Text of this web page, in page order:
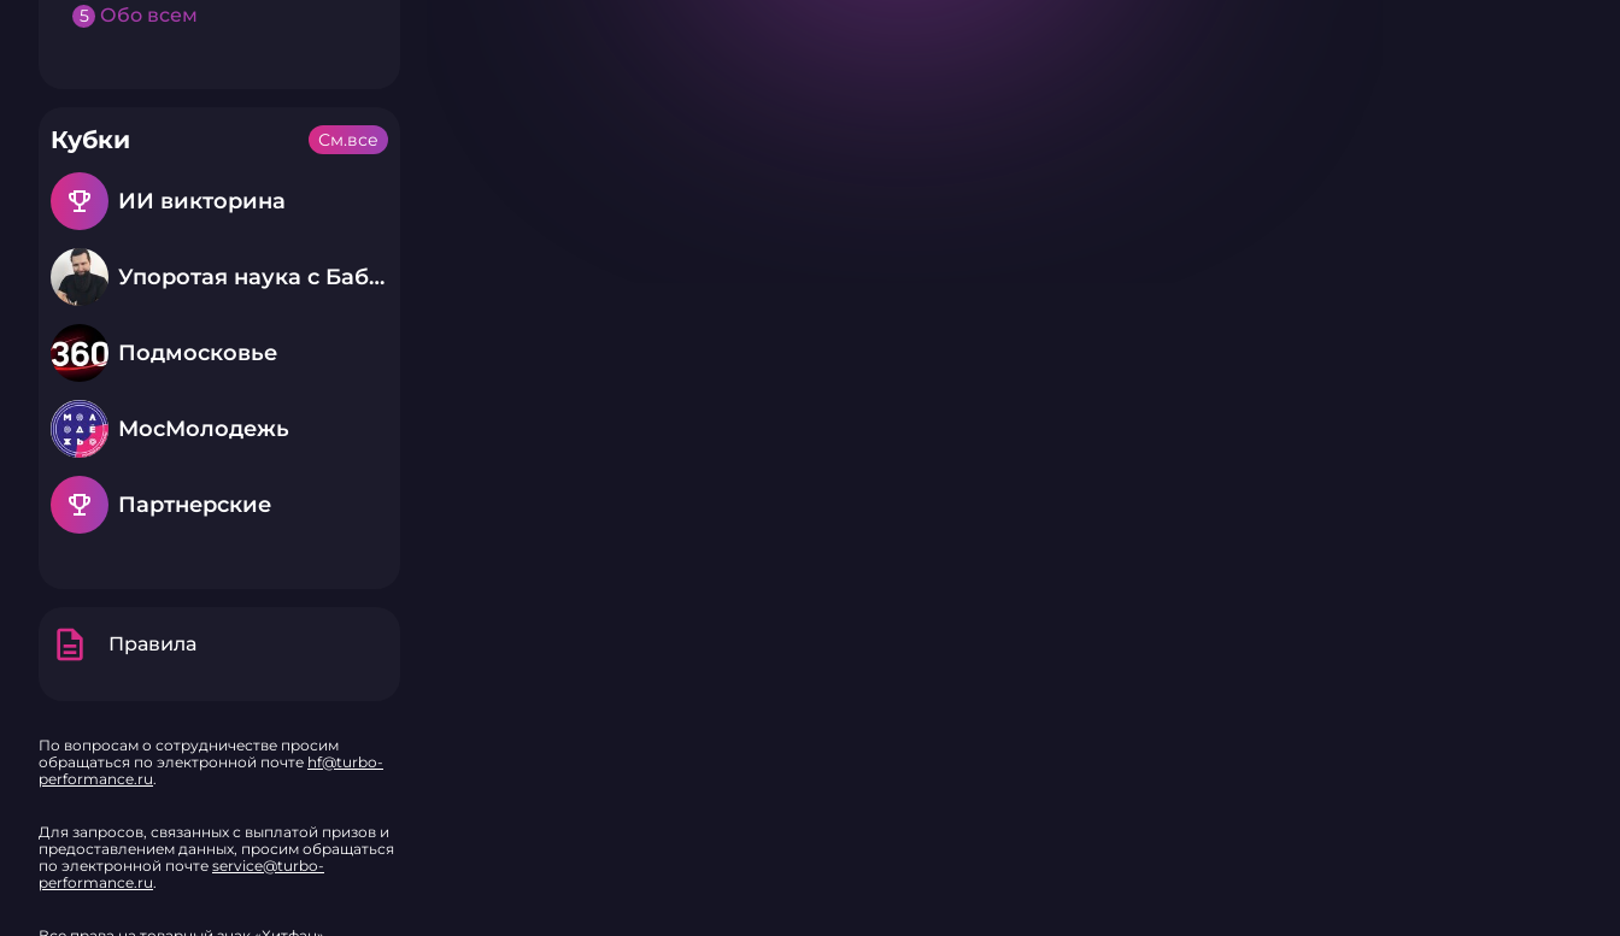
5 Обо всем
Кубки
emoji_events ИИ викторина
Упоротая наука с Бабаем Лютым
Подмосковье
МосМолодежь
emoji_events Партнерские
См.все
description Правила
По вопросам о сотрудничестве просим
обращаться по электронной почте hf@turbo-
performance.ru.
Для запросов, связанных с выплатой призов и
предоставлением данных, просим обращаться
по электронной почте service@turbo-
performance.ru.